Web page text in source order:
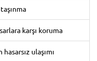
karşı koruma
hasarsız ulaşımı